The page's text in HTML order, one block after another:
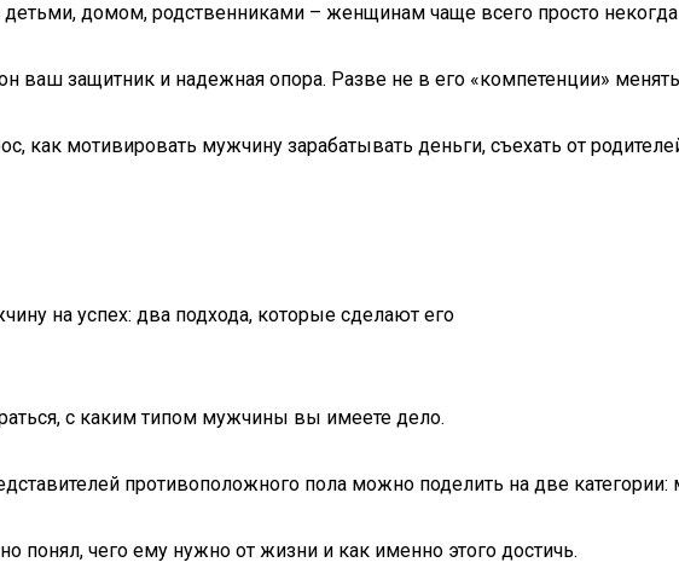
домом, родственниками – женщинам чаще всего просто
ваш защитник и надежная опора. Разве не в его «компетенции»
как мотивировать мужчину зарабатывать деньги, съехать от
с каким типом мужчины вы имеете дело.
противоположного пола можно поделить на две
чего ему нужно от жизни и как именно этого достичь.